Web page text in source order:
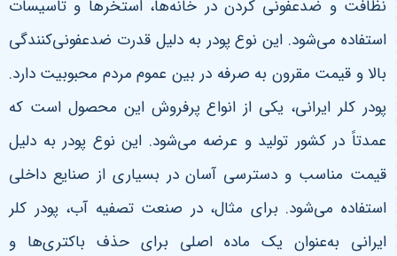
نظافت و ضدعفونی کردن در خانه‌ها، استخرها و تاسیسات
استفاده می‌شود. این نوع پودر به دلیل قدرت ضدعفونی‌کنندگی
بالا و قیمت مقرون به صرفه در بین عموم مردم محبوبیت دارد.
پودر کلر ایرانی، یکی از انواع پرفروش این محصول است که
عمدتاً در کشور تولید و عرضه می‌شود. این نوع پودر به دلیل
قیمت مناسب و دسترسی آسان در بسیاری از صنایع داخلی
استفاده می‌شود. برای مثال، در صنعت تصفیه آب، پودر کلر
ایرانی به‌عنوان یک ماده اصلی برای حذف باکتری‌ها و